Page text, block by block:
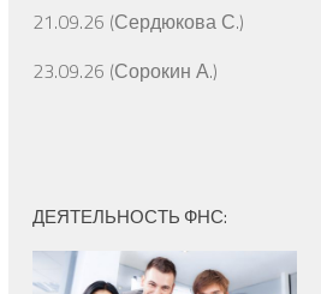
21.09.26 (Сердюкова С.)
23.09.26 (Сорокин А.)
ДЕЯТЕЛЬНОСТЬ ФНС: